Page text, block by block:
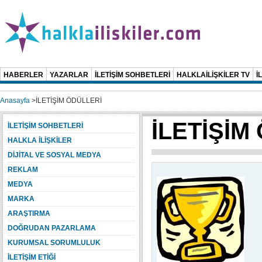
HABERLER YAZARLAR İLETİŞİM SOHBETLERİ HALKLAİLİŞKİLER TV
Anasayfa > İLETİŞİM ÖDÜLLERİ
İLETİŞİM
İLETİŞİM SOHBETLERİ
HALKLA İLİŞKİLER
DİJİTAL VE SOSYAL MEDYA
REKLAM
MEDYA
MARKA
ARAŞTIRMA
DOĞRUDAN PAZARLAMA
KURUMSAL SORUMLULUK
İLETİŞİM ETİĞİ